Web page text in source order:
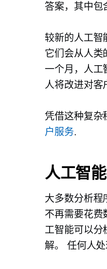
答案，其中包
较新的人工智
它们会从人类
一个月，人工
人将改进对客
凭借这种复杂
户服务.
人工智
大多数分析程
不再需要花费
工智能可以分
解。 任何人